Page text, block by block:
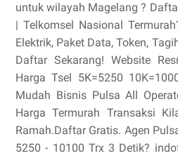
untuk wilayah Magelang ?
| Telkomsel Nasional
Elektrik, Paket Data, Token,
Daftar Sekarang! Website
Harga Tsel 5K=5250
Mudah Bisnis Pulsa All
Harga Termurah Transaksi
Ramah.Daftar Gratis. Agen
5250 - 10100 Trx 3 Detik?‎